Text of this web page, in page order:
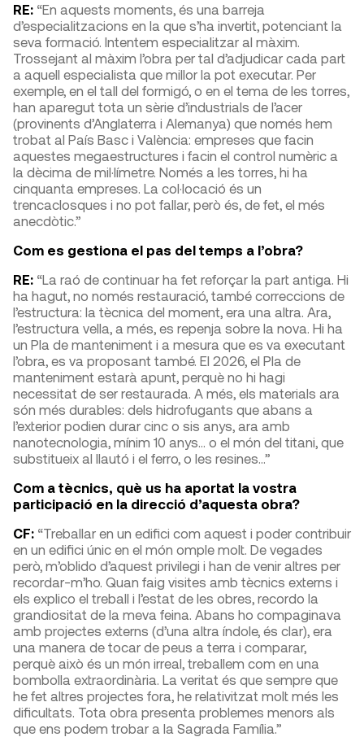
RE: “En aquests moments, és una barreja
d’especialitzacions en la que s’ha invertit, potenciant la
seva formació. Intentem especialitzar al màxim.
Trossejant al màxim l’obra per tal d’adjudicar cada part
a aquell especialista que millor la pot executar. Per
exemple, en el tall del formigó, o en el tema de les torres,
han aparegut tota un sèrie d’industrials de l’acer
(provinents d’Anglaterra i Alemanya) que només hem
trobat al País Basc i València: empreses que facin
aquestes megaestructures i facin el control numèric a
la dècima de mil·límetre. Només a les torres, hi ha
cinquanta empreses. La col·locació és un
trencaclosques i no pot fallar, però és, de fet, el més
anecdòtic.”
Com es gestiona el pas del temps a l’obra?
RE: “La raó de continuar ha fet reforçar la part antiga. Hi
ha hagut, no només restauració, també correccions de
l’estructura: la tècnica del moment, era una altra. Ara,
l’estructura vella, a més, es repenja sobre la nova. Hi ha
un Pla de manteniment i a mesura que es va executant
l’obra, es va proposant també. El 2026, el Pla de
manteniment estarà apunt, perquè no hi hagi
necessitat de ser restaurada. A més, els materials ara
són més durables: dels hidrofugants que abans a
l’exterior podien durar cinc o sis anys, ara amb
nanotecnologia, mínim 10 anys… o el món del titani, que
substitueix al llautó i el ferro, o les resines…”
Com a tècnics, què us ha aportat la vostra
participació en la direcció d’aquesta obra?
CF: “Treballar en un edifici com aquest i poder contribuir
en un edifici únic en el món omple molt. De vegades
però, m’oblido d’aquest privilegi i han de venir altres per
recordar-m’ho. Quan faig visites amb tècnics externs i
els explico el treball i l’estat de les obres, recordo la
grandiositat de la meva feina. Abans ho compaginava
amb projectes externs (d’una altra índole, és clar), era
una manera de tocar de peus a terra i comparar,
perquè això és un món irreal, treballem com en una
bombolla extraordinària. La veritat és que sempre que
he fet altres projectes fora, he relativitzat molt més les
dificultats. Tota obra presenta problemes menors als
que ens podem trobar a la Sagrada Família.”